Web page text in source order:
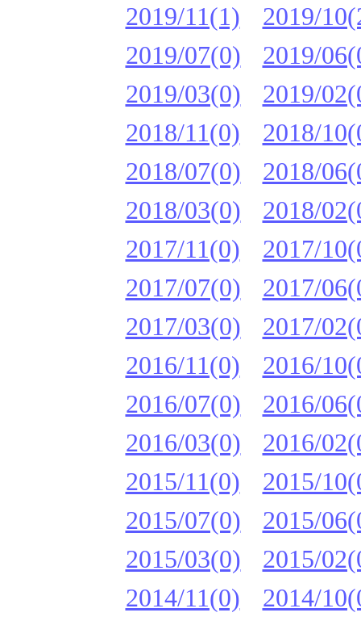
2019/11(1)
2019/
2019/07(0)
2019/
2019/03(0)
2019/
2018/11(0)
2018/
2018/07(0)
2018/
2018/03(0)
2018/
2017/11(0)
2017/
2017/07(0)
2017/
2017/03(0)
2017/
2016/11(0)
2016/
2016/07(0)
2016/
2016/03(0)
2016/
2015/11(0)
2015/
2015/07(0)
2015/
2015/03(0)
2015/
2014/11(0)
2014/